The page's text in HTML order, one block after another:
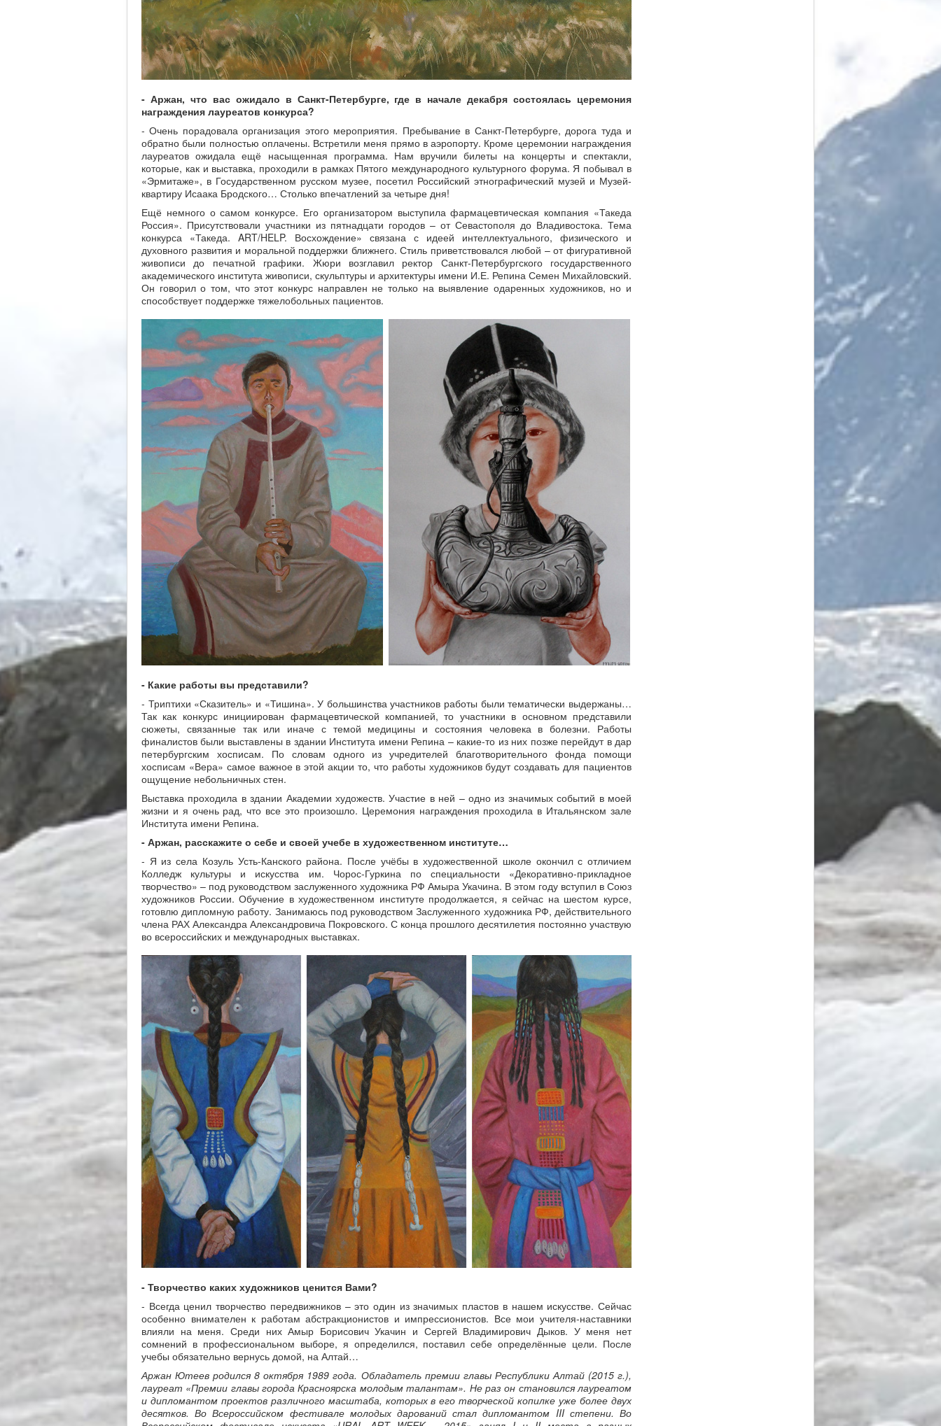
- Аржан, что вас ожидало в Санкт-Петербурге, где в начале декабря состоялась церемония
награждения лауреатов конкурса?
- Очень порадовала организация этого мероприятия. Пребывание в Санкт-Петербурге, дорога туда и
обратно были полностью оплачены. Встретили меня прямо в аэропорту. Кроме церемонии награждения
лауреатов ожидала ещё насыщенная программа. Нам вручили билеты на концерты и спектакли,
которые, как и выставка, проходили в рамках Пятого международного культурного форума. Я побывал в
«Эрмитаже», в Государственном русском музее, посетил Российский этнографический музей и Музей-
квартиру Исаака Бродского… Столько впечатлений за четыре дня!
Ещё немного о самом конкурсе. Его организатором выступила фармацевтическая компания «Такеда
Россия». Присутствовали участники из пятнадцати городов – от Севастополя до Владивостока. Тема
конкурса «Такеда. ART/HELP. Восхождение» связана с идеей интеллектуального, физического и
духовного развития и моральной поддержки ближнего. Стиль приветствовался любой – от фигуративной
живописи до печатной графики. Жюри возглавил ректор Санкт-Петербургского государственного
академического института живописи, скульптуры и архитектуры имени И.Е. Репина Семен Михайловский.
Он говорил о том, что этот конкурс направлен не только на выявление одаренных художников, но и
способствует поддержке тяжелобольных пациентов.
- Какие работы вы представили?
- Триптихи «Сказитель» и «Тишина». У большинства участников работы были тематически выдержаны…
Так как конкурс инициирован фармацевтической компанией, то участники в основном представили
сюжеты, связанные так или иначе с темой медицины и состояния человека в болезни. Работы
финалистов были выставлены в здании Института имени Репина – какие-то из них позже перейдут в дар
петербургским хосписам. По словам одного из учредителей благотворительного фонда помощи
хосписам «Вера» самое важное в этой акции то, что работы художников будут создавать для пациентов
ощущение небольничных стен.
Выставка проходила в здании Академии художеств. Участие в ней – одно из значимых событий в моей
жизни и я очень рад, что все это произошло. Церемония награждения проходила в Итальянском зале
Института имени Репина.
- Аржан, расскажите о себе и своей учебе в художественном институте…
- Я из села Козуль Усть-Канского района. После учёбы в художественной школе окончил с отличием
Колледж культуры и искусства им. Чорос-Гуркина по специальности «Декоративно-прикладное
творчество» – под руководством заслуженного художника РФ Амыра Укачина. В этом году вступил в Союз
художников России. Обучение в художественном институте продолжается, я сейчас на шестом курсе,
готовлю дипломную работу. Занимаюсь под руководством Заслуженного художника РФ, действительного
члена РАХ Александра Александровича Покровского. С конца прошлого десятилетия постоянно участвую
во всероссийских и международных выставках.
- Творчество каких художников ценится Вами?
- Всегда ценил творчество передвижников – это один из значимых пластов в нашем искусстве. Сейчас
особенно внимателен к работам абстракционистов и импрессионистов. Все мои учителя-наставники
влияли на меня. Среди них Амыр Борисович Укачин и Сергей Владимирович Дыков. У меня нет
сомнений в профессиональном выборе, я определился, поставил себе определённые цели. После
учебы обязательно вернусь домой, на Алтай…
Аржан Ютеев родился 8 октября 1989 года. Обладатель премии главы Республики Алтай (2015 г.),
лауреат «Премии главы города Красноярска молодым талантам». Не раз он становился лауреатом
и дипломантом проектов различного масштаба, которых в его творческой копилке уже более двух
десятков. Во Всероссийском фестивале молодых дарований стал дипломантом III степени. Во